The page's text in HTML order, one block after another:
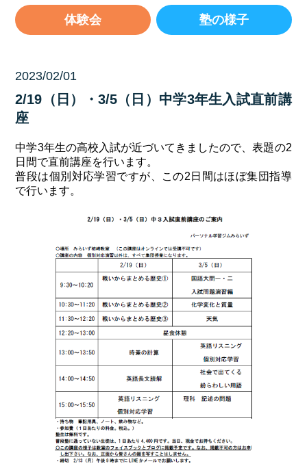
体験会 塾の様子
2023/02/01
2/19（日）・3/5（日）中学3年生入試直前講
座
中学3年生の高校入試が近づいてきましたので、表題の2
日間で直前講座を行います。
普段は個別対応学習ですが、この2日間はほぼ集団指導
で行います。